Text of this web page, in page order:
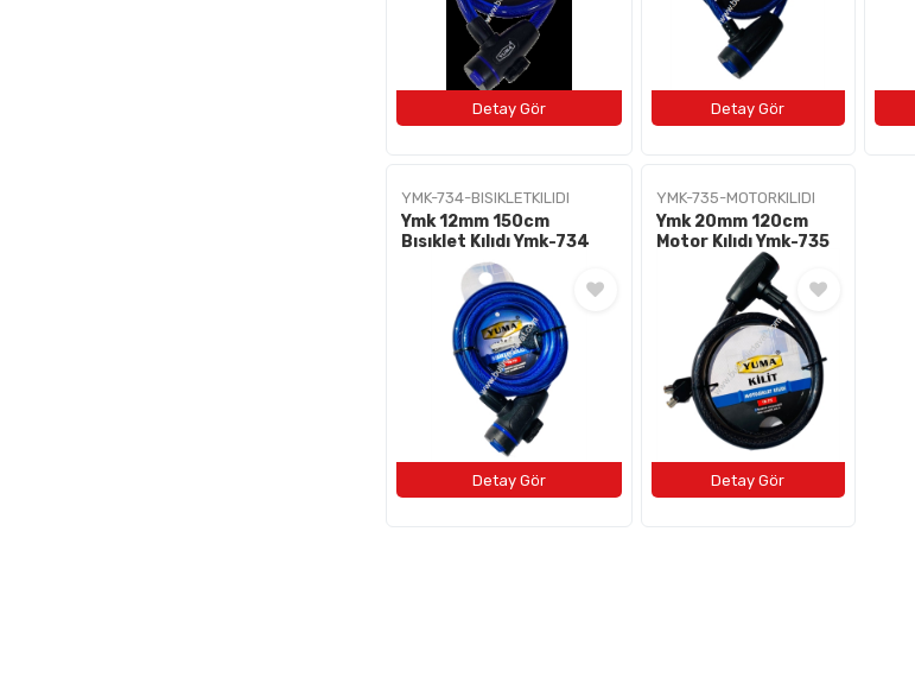
YMK-734-BISIKLETKILIDI
Ymk 12mm 150cm
Bısıklet Kılıdı Ymk-734
YMK-735-MOTORKILIDI
Ymk 20mm 120cm
Motor Kılıdı Ymk-735